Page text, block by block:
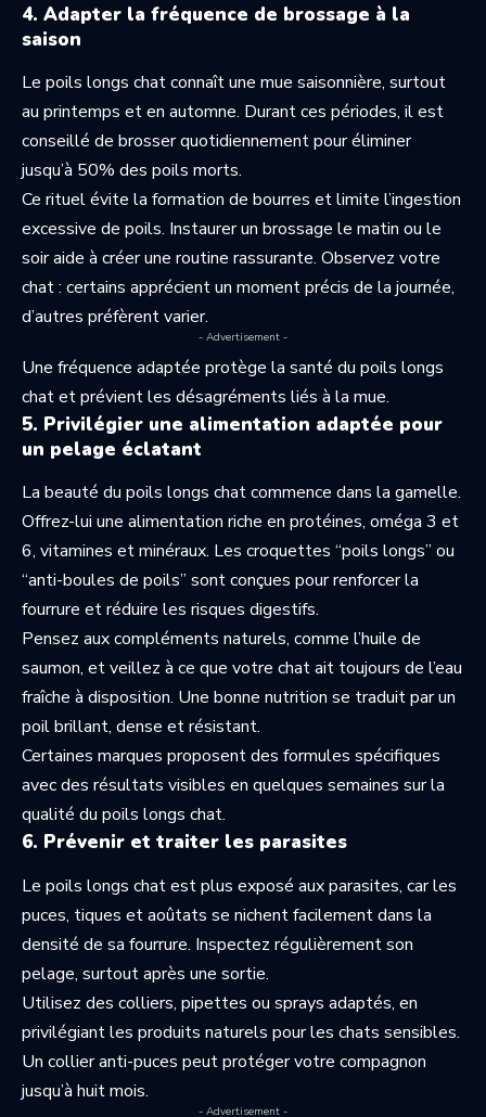
4. Adapter la fréquence de brossage à la
saison
Le poils longs chat connaît une mue saisonnière, surtout
au printemps et en automne. Durant ces périodes, il est
conseillé de brosser quotidiennement pour éliminer
jusqu’à 50% des poils morts.
Ce rituel évite la formation de bourres et limite l’ingestion
excessive de poils. Instaurer un brossage le matin ou le
soir aide à créer une routine rassurante. Observez votre
chat : certains apprécient un moment précis de la journée,
d’autres préfèrent varier.
- Advertisement -
Une fréquence adaptée protège la santé du poils longs
chat et prévient les désagréments liés à la mue.
5. Privilégier une alimentation adaptée pour
un pelage éclatant
La beauté du poils longs chat commence dans la gamelle.
Offrez-lui une alimentation riche en protéines, oméga 3 et
6, vitamines et minéraux. Les croquettes “poils longs” ou
“anti-boules de poils” sont conçues pour renforcer la
fourrure et réduire les risques digestifs.
Pensez aux compléments naturels, comme l’huile de
saumon, et veillez à ce que votre chat ait toujours de l’eau
fraîche à disposition. Une bonne nutrition se traduit par un
poil brillant, dense et résistant.
Certaines marques proposent des formules spécifiques
avec des résultats visibles en quelques semaines sur la
qualité du poils longs chat.
6. Prévenir et traiter les parasites
Le poils longs chat est plus exposé aux parasites, car les
puces, tiques et aoûtats se nichent facilement dans la
densité de sa fourrure. Inspectez régulièrement son
pelage, surtout après une sortie.
Utilisez des colliers, pipettes ou sprays adaptés, en
privilégiant les produits naturels pour les chats sensibles.
Un collier anti-puces peut protéger votre compagnon
jusqu’à huit mois.
- Advertisement -